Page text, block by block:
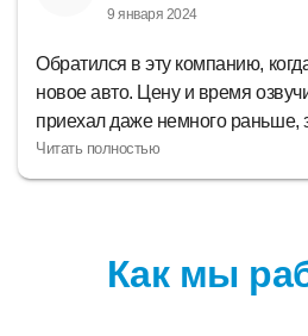
9 января 2024
Обратился в эту компанию,
новое авто. Цену и время
приехал даже немного раньше,
позвонив. До места доехали по
приятной атмосфере. В конце
Как мы